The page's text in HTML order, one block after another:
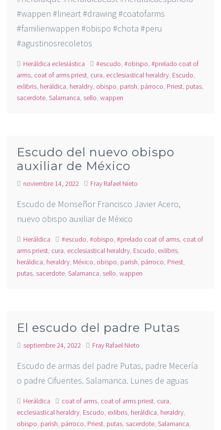
#wappen #lineart #drawing #coatofarms
#familienwappen #obispo #chota #peru
#agustinosrecoletos
Heráldica eclesiástica #escudo,#obispo,#prelado coat of
arms, coat of arms priest, cura, ecclesiastical heraldry, Escudo,
exlibris, heráldica, heraldry, obispo, parish, párroco, Priest, putas,
sacerdote,Salamanca, sello,wappen
Escudo del nuevo obispo
auxiliar de México
noviembre 14, 2022 Fray Rafael Nieto
Escudo de Monseñor Francisco Javier Acero,
nuevo obispo auxiliar de México
Heráldica #escudo,#obispo,#prelado coat of arms, coat of
arms priest, cura, ecclesiastical heraldry, Escudo, exlibris,
heráldica, heraldry, México, obispo, parish, párroco, Priest,
putas, sacerdote,Salamanca, sello,wappen
El escudo del padre Putas
septiembre 24, 2022 Fray Rafael Nieto
Escudo de armas del padre Putas, padre Mecería
o padre Cifuentes. Salamanca. Lunes de aguas
Heráldica coat of arms, coat of arms priest, cura,
ecclesiastical heraldry, Escudo, exlibris, heráldica, heraldry,
obispo, parish, párroco, Priest, putas, sacerdote,Salamanca,